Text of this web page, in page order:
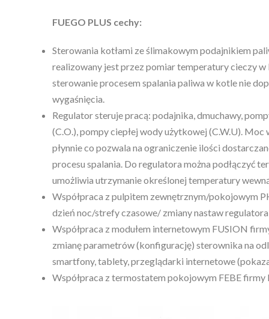
FUEGO PLUS cechy:
Sterowania kotłami ze ślimakowym podajnikiem
realizowany jest przez pomiar temperatury cieczy
sterowanie procesem spalania paliwa w kotle nie
wygaśnięcia.
Regulator steruje pracą: podajnika, dmuchawy,
(C.O.), pompy ciepłej wody użytkowej (C.W.U).
płynnie co pozwala na ograniczenie ilości
procesu spalania. Do regulatora można podłączyć
umożliwia utrzymanie określonej temperatury
Współpraca z pulpitem zewnętrznym/pokojowym
dzień noc/strefy czasowe/ zmiany nastaw
Współpraca z modułem internetowym FUSION
zmianę parametrów (konfigurację) sterownika na
smartfony, tablety, przeglądarki internetowe
Współpraca z termostatem pokojowym FEBE firmy